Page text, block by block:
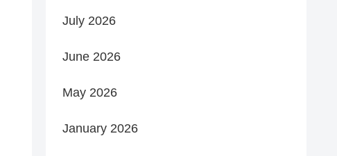
July 2026
June 2026
May 2026
January 2026